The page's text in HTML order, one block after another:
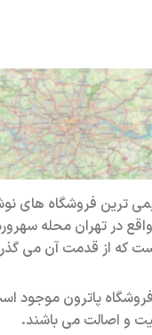
اینترنتی پاترون
ترین فروشگاه های
در تهران محله
سال است که از قدمت آن می
پاترون موجود
و اصالت می باشند.